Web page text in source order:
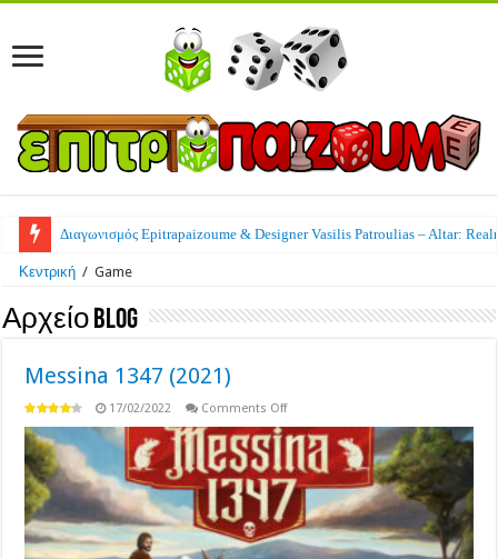
Διαγωνισμός Epitrapaizoume & Designer Vasilis Patroulias – Altar:
Κεντρική / Game
Αρχείο Blog
Messina 1347 (2021)
17/02/2022 Comments Offon
1347
(2021)